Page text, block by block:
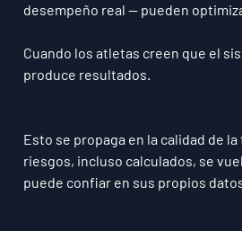
desempeño real — pueden
Cuando los atletas creen que el
produce resultados.
Esto se propaga en la calidad de
riesgos, incluso calculados, se
puede confiar en sus propios